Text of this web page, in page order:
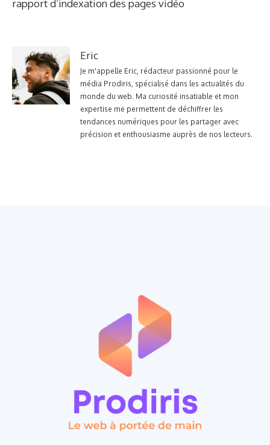
rapport d’indexation des pages vidéo
Eric
Je m'appelle Eric, rédacteur passionné pour le
média Prodiris, spécialisé dans les actualités du
monde du web. Ma curiosité insatiable et mon
expertise me permettent de déchiffrer les
tendances numériques pour les partager avec
précision et enthousiasme auprès de nos lecteurs.